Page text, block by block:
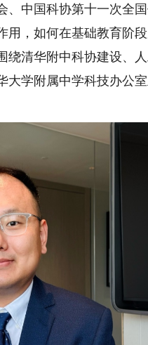
中国科协第十一次全国
用，如何在基础教育阶
绕清华附中科协建设、
大学附属中学科技办公